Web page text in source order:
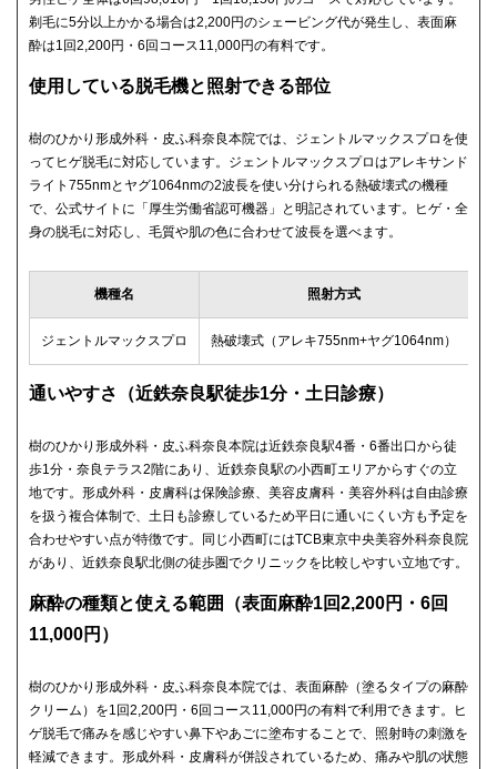
剃毛に5分以上かかる場合は2,200円のシェービング代が発生し、表面麻
酔は1回2,200円・6回コース11,000円の有料です。
使用している脱毛機と照射できる部位
樹のひかり形成外科・皮ふ科奈良本院では、ジェントルマックスプロを使
ってヒゲ脱毛に対応しています。ジェントルマックスプロはアレキサンド
ライト755nmとヤグ1064nmの2波長を使い分けられる熱破壊式の機種
で、公式サイトに「厚生労働省認可機器」と明記されています。ヒゲ・全
身の脱毛に対応し、毛質や肌の色に合わせて波長を選べます。
機種名 照射方式
ジェントルマックスプロ 熱破壊式（アレキ755nm+ヤグ1064nm）
通いやすさ（近鉄奈良駅徒歩1分・土日診療）
樹のひかり形成外科・皮ふ科奈良本院は近鉄奈良駅4番・6番出口から徒
歩1分・奈良テラス2階にあり、近鉄奈良駅の小西町エリアからすぐの立
地です。形成外科・皮膚科は保険診療、美容皮膚科・美容外科は自由診療
を扱う複合体制で、土日も診療しているため平日に通いにくい方も予定を
合わせやすい点が特徴です。同じ小西町にはTCB東京中央美容外科奈良院
があり、近鉄奈良駅北側の徒歩圏でクリニックを比較しやすい立地です。
麻酔の種類と使える範囲（表面麻酔1回2,200円・6回
11,000円）
樹のひかり形成外科・皮ふ科奈良本院では、表面麻酔（塗るタイプの麻酔
クリーム）を1回2,200円・6回コース11,000円の有料で利用できます。ヒ
ゲ脱毛で痛みを感じやすい鼻下やあごに塗布することで、照射時の刺激を
軽減できます。形成外科・皮膚科が併設されているため、痛みや肌の状態